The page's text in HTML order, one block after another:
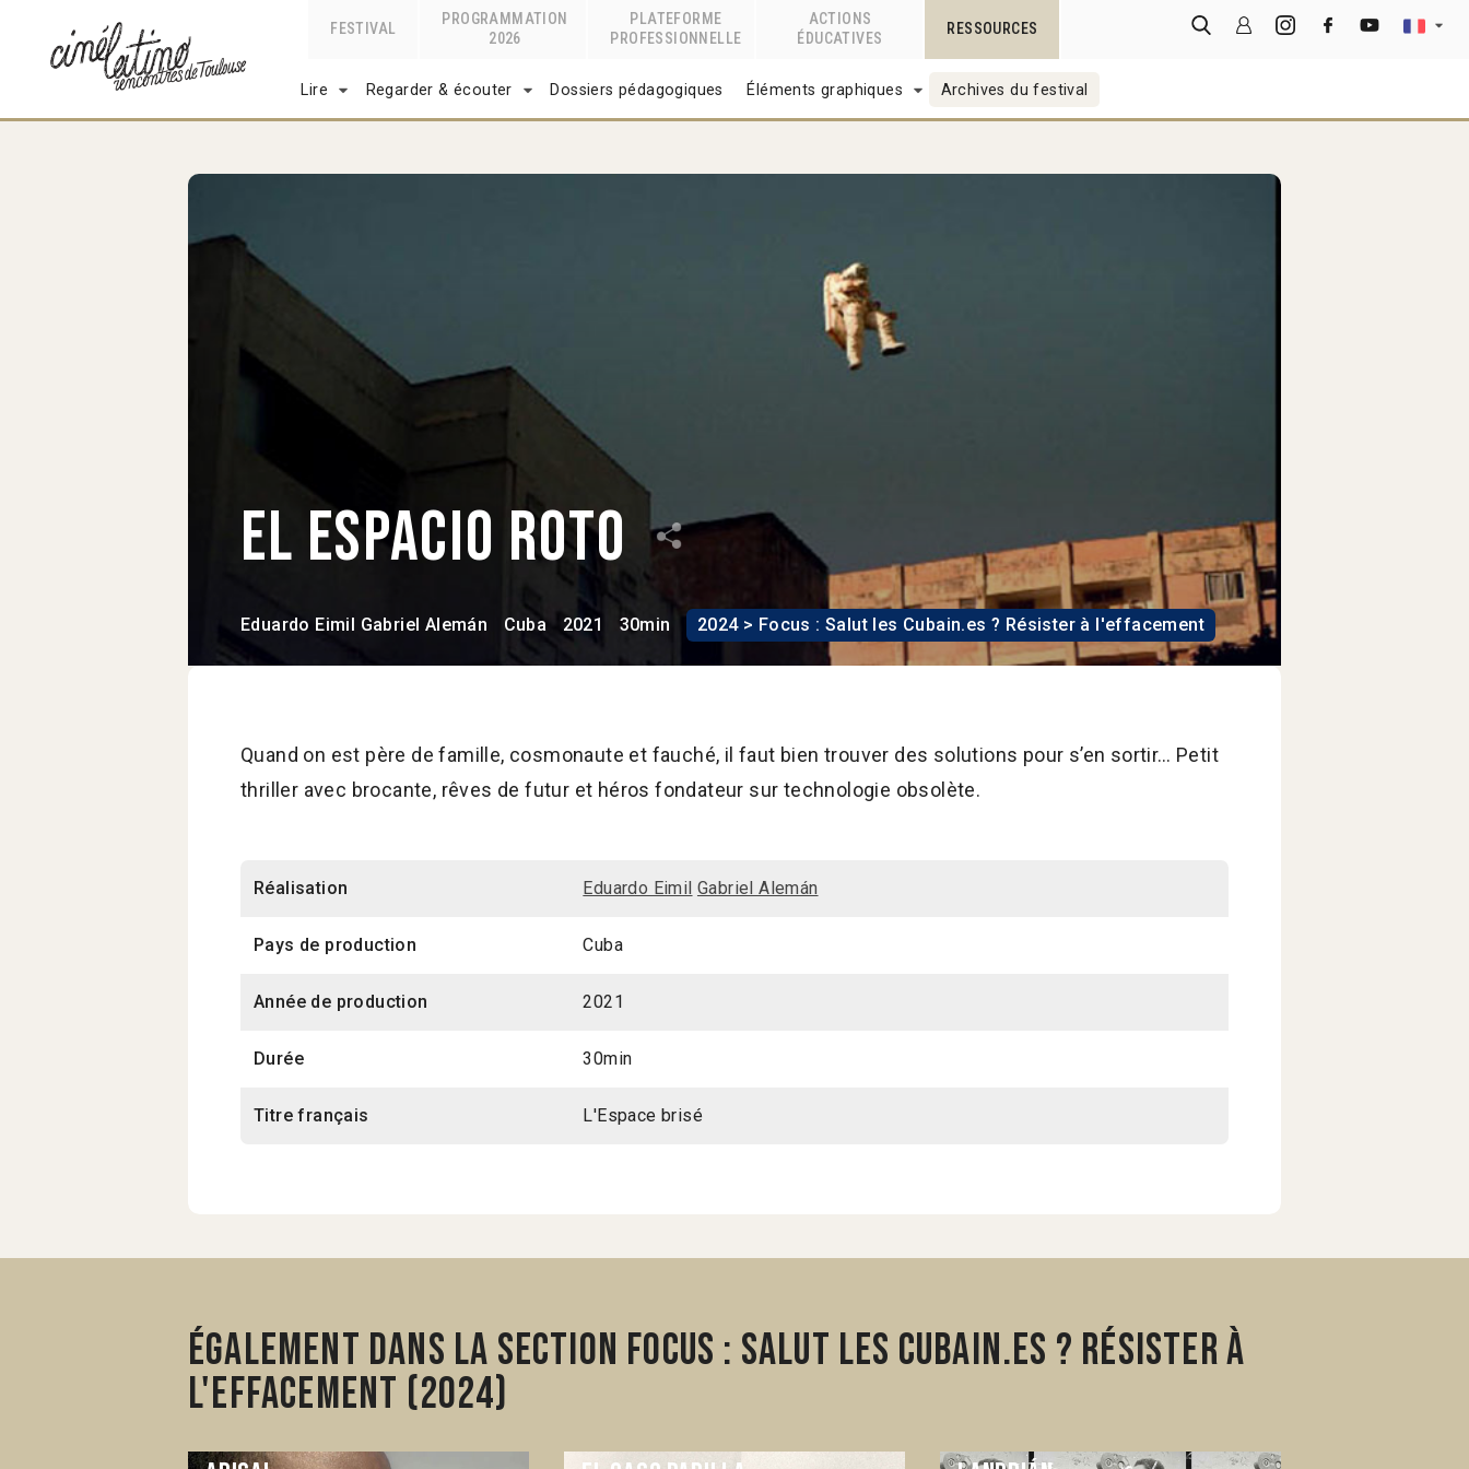
FESTIVAL
PROGRAMMATION
2026
PLATEFORME
PROFESSIONNELLE
ACTIONS
ÉDUCATIVES
RESSOURCES
Lire Regarder & écouter Dossiers pédagogiques Éléments graphiques Archives du festival
El espacio roto
Eduardo Eimil Gabriel Alemán Cuba 2021 30min 2024 > Focus : Salut les Cubain.es ? Résister à l'effacement
Quand on est père de famille, cosmonaute et fauché, il faut bien trouver des solutions pour s’en sortir… Petit
thriller avec brocante, rêves de futur et héros fondateur sur technologie obsolète.
Réalisation Eduardo Eimil Gabriel Alemán
Pays de production Cuba
Année de production 2021
Durée 30min
Titre français L'Espace brisé
Également dans la section Focus : Salut les Cubain.es ? Résister à
l'effacement (2024)